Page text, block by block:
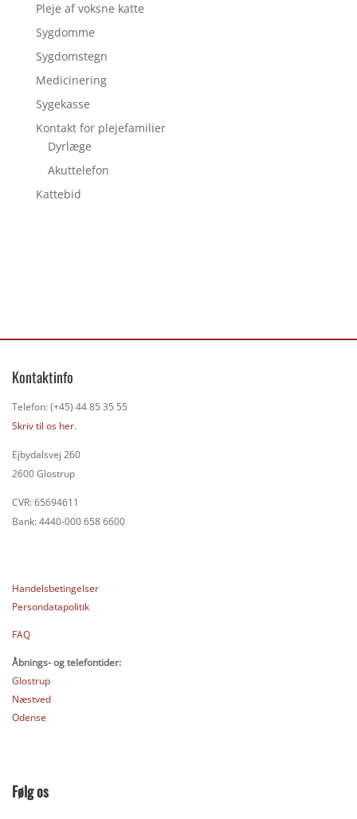
Pleje af voksne katte
Sygdomme
Sygdomstegn
Medicinering
Sygekasse
Kontakt for plejefamilier
Dyrlæge
Akuttelefon
Kattebid
Kontaktinfo
Telefon: (+45) 44 85 35 55
Skriv til os her.
Ejbydalsvej 260
2600 Glostrup
CVR: 65694611
Bank: 4440-000 658 6600
Handelsbetingelser
Persondatapolitik
FAQ
Åbnings- og telefontider:
Glostrup
Næstved
Odense
Følg os